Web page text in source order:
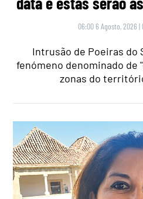
06:00 6 Agosto, 2026 |
Intrusão de Poeiras do
fenómeno denominado de
zonas do